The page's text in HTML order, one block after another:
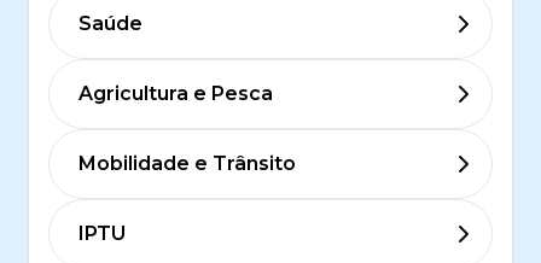
Saúde
Agricultura e Pesca
Mobilidade e Trânsito
IPTU